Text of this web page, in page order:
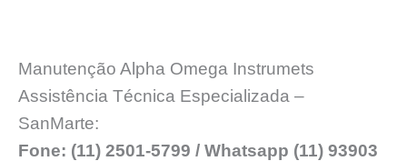
Manutenção Alpha Omega Instrumets
Assistência Técnica Especializada –
SanMarte:
Fone: (11) 2501-5799 / Whatsapp (11) 93903